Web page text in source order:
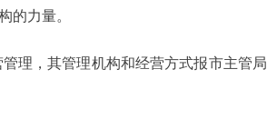
的力量。
理，其管理机构和经营方式报市主管局